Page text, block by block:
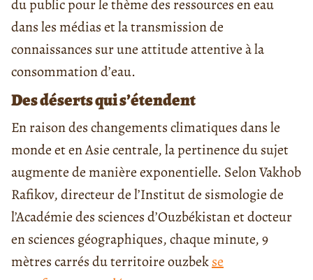
du public pour le thème des ressources en eau
dans les médias et la transmission de
connaissances sur une attitude attentive à la
consommation d’eau.
Des déserts qui s’étendent
En raison des changements climatiques dans le
monde et en Asie centrale, la pertinence du sujet
augmente de manière exponentielle. Selon Vakhob
Rafikov, directeur de l’Institut de sismologie de
l’Académie des sciences d’Ouzbékistan et docteur
en sciences géographiques, chaque minute, 9
mètres carrés du territoire ouzbekse